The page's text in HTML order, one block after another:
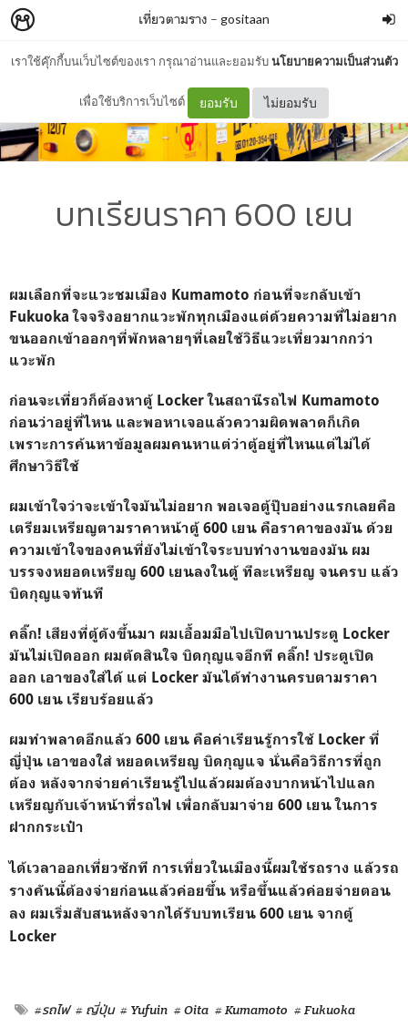
เราใช้คุ๊กกี้บนเว็บไซต์ของเรา กรุณาอ่านและยอมรับนโยบายความเป็นส่วนตัว
เพื่อใช้บริการเว็บไซต์ ยอมรับ ไม่ยอมรับ
เที่ยวตามราง – gositaan
บทเรียนราคา 600 เยน
ผมเลือกที่จะแวะชมเมือง Kumamoto ก่อนที่จะกลับเข้า
Fukuoka ใจจริงอยากแวะพักทุกเมืองแต่ด้วยความที่ไม่อยาก
ขนออกเข้าออกๆที่พักหลายๆที่เลยใช้วิธีแวะเที่ยวมากกว่า
แวะพัก
ก่อนจะเที่ยวก็ต้องหาตู้ Locker ในสถานีรถไฟ Kumamoto
ก่อนว่าอยู่ที่ไหน และพอหาเจอแล้วความผิดพลาดก็เกิด
เพราะการค้นหาข้อมูลผมคนหาแต่ว่าตู้อยู่ที่ไหนแต่ไม่ได้
ศึกษาวิธีใช้
ผมเข้าใจว่าจะเข้าใจมันไม่อยาก พอเจอตู้ปุ๊บอย่างแรกเลยคือ
เตรียมเหรียญตามราคาหน้าตู้ 600 เยน คือราคาของมัน ด้วย
ความเข้าใจของคนที่ยังไม่เข้าใจระบบทำงานของมัน ผม
บรรจงหยอดเหรียญ 600 เยนลงในตู้ ทีละเหรียญ จนครบ แล้ว
บิดกุญแจทันที
คลิ๊ก! เสียงที่ตู้ดังขึ้นมา ผมเอื้อมมือไปเปิดบานประตู Locker
มันไม่เปิดออก ผมตัดสินใจ บิดกุญแจอีกที คลิ๊ก! ประตูเปิด
ออก เอาของใส่ได้ แต่ Locker มันได้ทำงานครบตามราคา
600 เยน เรียบร้อยแล้ว
ผมทำพลาดอีกแล้ว 600 เยน คือค่าเรียนรู้การใช้ Locker ที่
ญี่ปุ่น เอาของใส่ หยอดเหรียญ บิดกุญแจ นั่นคือวิธีการที่ถูก
ต้อง หลังจากจ่ายค่าเรียนรู้ไปแล้วผมต้องบากหน้าไปแลก
เหรียญกับเจ้าหน้าที่รถไฟ เพื่อกลับมาจ่าย 600 เยน ในการ
ฝากกระเป๋า
ได้เวลาออกเที่ยวซักที การเที่ยวในเมืองนี้ผมใช้รถราง แล้วรถ
รางคันนี้ต้องจ่ายก่อนแล้วค่อยขึ้น หรือขึ้นแล้วค่อยจ่ายตอน
ลง ผมเริ่มสับสนหลังจากได้รับบทเรียน 600 เยน จากตู้
Locker
#รถไฟ # ญี่ปุ่น # Yufuin # Oita # Kumamoto # Fukuoka